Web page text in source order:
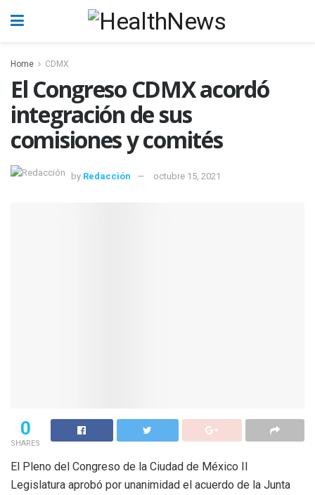
Home CDMX
El Congreso CDMX acordó
integración de sus
comisiones y comités
by Redacción octubre 15, 2021
0
SHARES
El Pleno del Congreso de la Ciudad de México II
Legislatura aprobó por unanimidad el acuerdo de la Junta